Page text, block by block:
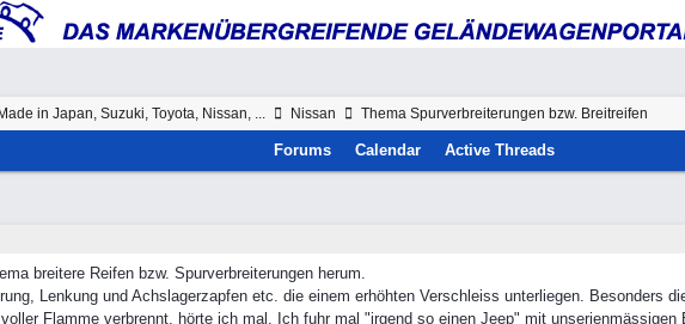
Made in Japan, Suzuki, Toyota, Nissan, ... Nissan Thema Spurverbreiterungen bzw. Breitreifen
Forums Calendar Active Threads
breitere Reifen bzw. Spurverbreiterungen herum.
Lenkung und Achslagerzapfen etc. die einem erhöhten Verschleiss unterliegen. Besonders
Flamme verbrennt, hörte ich mal. Ich fuhr mal "irgend so einen Jeep" mit unserienmässigen